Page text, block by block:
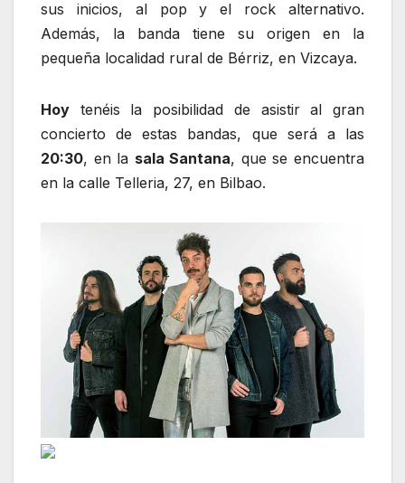
sus inicios, al pop y el rock alternativo.
Además, la banda tiene su origen en la
pequeña localidad rural de Bérriz, en Vizcaya.
Hoy tenéis la posibilidad de asistir al gran
concierto de estas bandas, que será a las
20:30, en la sala Santana, que se encuentra
en la calle Telleria, 27, en Bilbao.